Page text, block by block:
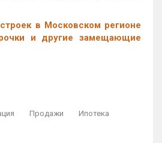
в Московском регионе
и другие замещающие
Продажи
Ипотека